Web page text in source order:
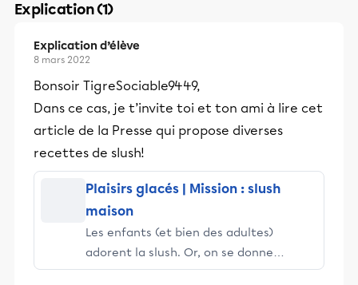
Explication (1)
Explication d’élève
8 mars 2022
Bonsoir TigreSociable9449,
Dans ce cas, je t’invite toi et ton ami à lire cet
article de la Presse qui propose diverses
recettes de slush!
Plaisirs glacés | Mission : slush
maison
Les enfants (et bien des adultes)
adorent la slush. Or, on se donne
rarement la peine de la faire soi-même.